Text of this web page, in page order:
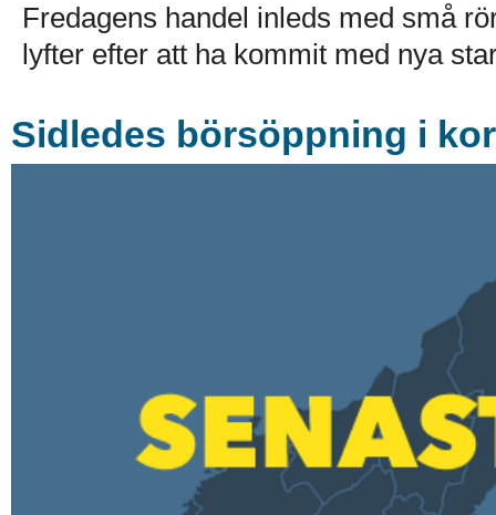
Fredagens handel inleds med små
lyfter efter att ha kommit med nya
Sidledes börsöppning i